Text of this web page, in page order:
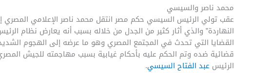
محمد ناصر والسيسي
عقب تولي الرئيس السيسي حكم مصر انتقل محمد ناصر الإعلامي المصري
النهاردة” والذي أثار كثير من الجدل من خلاله بسبب أنه يعارض نظام
القضايا التي تحدث في المجتمع المصري وهو ما عرضه إلى الهجوم
قضائية ضده وتم الحكم عليه بأحكام غيابية بسبب مهاجمته للجيش
الرئيس عبد الفتاح السيسي.